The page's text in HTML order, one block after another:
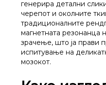
генерира детални
черепот и околните
традиционалните
магнетната резонанца
зрачење, што ја прави
испитување на
мозокот.